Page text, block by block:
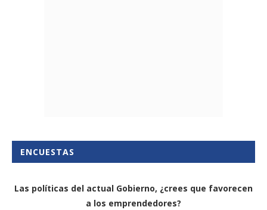
ENCUESTAS
Las políticas del actual Gobierno, ¿crees que favorecen
a los emprendedores?